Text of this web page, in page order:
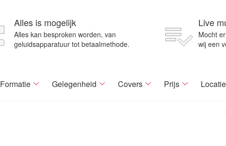
Alles is mogelijk
Alles kan besproken worden, van
geluidsapparatuur tot betaalmethode.
Live
Mocht
wij een
Formatie Gelegenheid Covers Prijs Locatie